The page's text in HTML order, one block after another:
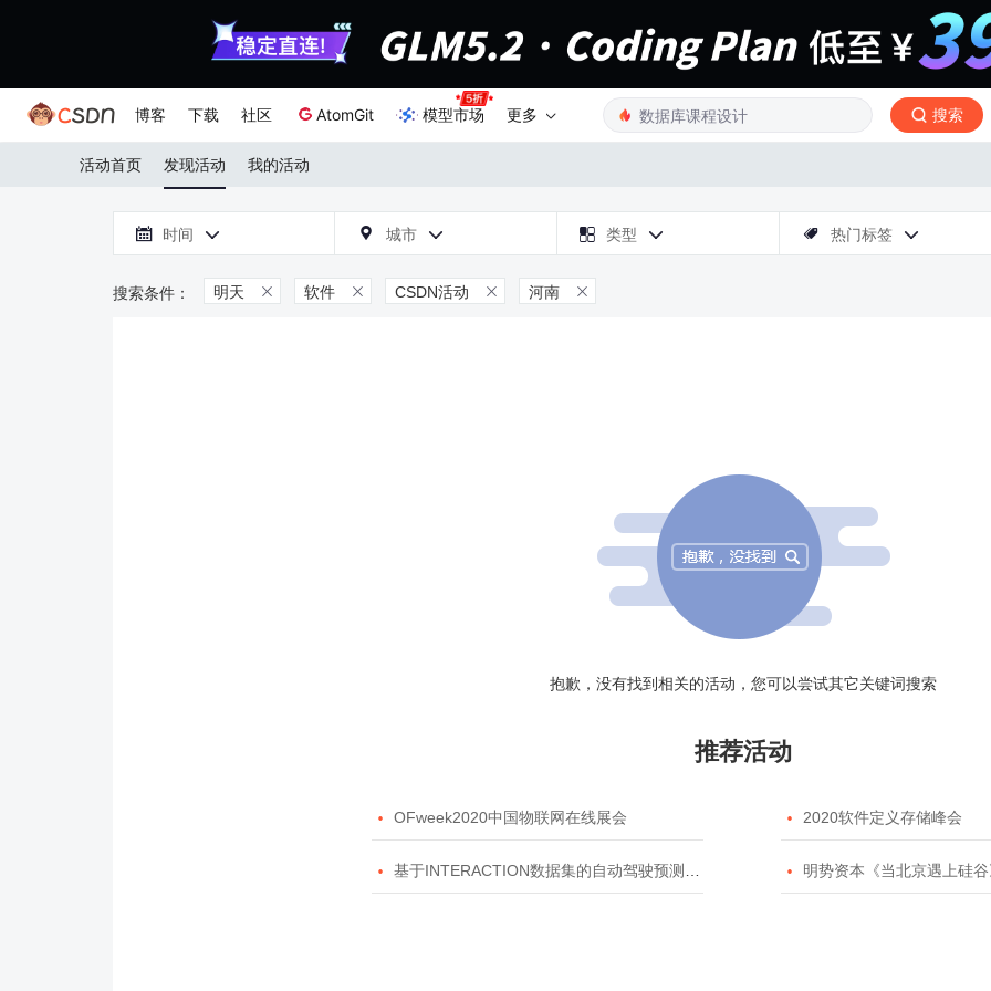
博客 下载 社区 AtomGit 模型市场 更多 搜索
活动首页 发现活动 我的活动
 时间   城市   类型   热门标签 
明天  软件  CSDN活动  河南 
抱歉，没有找到相关的活动，您可以尝试其它关键词搜索
推荐活动
 OFweek2020中国物联网在线展会  2020软件定义存储峰会
 基于INTERACTION数据集的自动驾驶预测模型挑战赛  明势资本《当北京遇上硅谷》系列